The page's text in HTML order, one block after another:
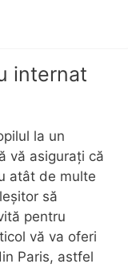
internat
la un
vă asigurați că
atât de multe
să
pentru
vă va oferi
Paris, astfel